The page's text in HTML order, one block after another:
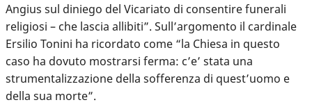
Angius sul diniego del Vicariato di consentire funerali
religiosi – che lascia allibiti”. Sull’argomento il cardinale
Ersilio Tonini ha ricordato come “la Chiesa in questo
caso ha dovuto mostrarsi ferma: c’e’ stata una
strumentalizzazione della sofferenza di quest’uomo e
della sua morte”.